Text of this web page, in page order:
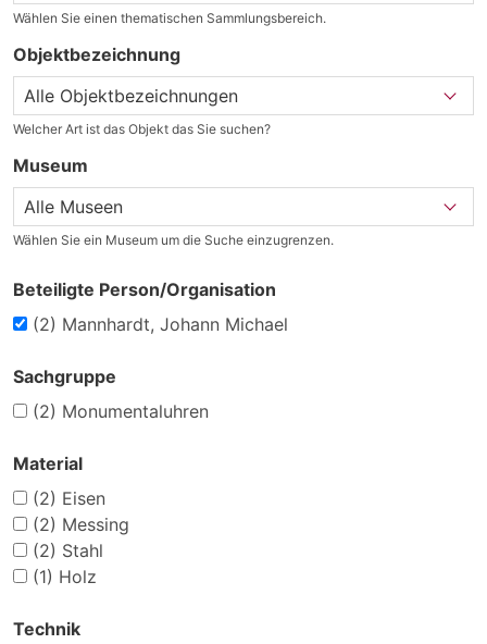
Wählen Sie einen thematischen Sammlungsbereich.
Objektbezeichnung
Welcher Art ist das Objekt das Sie suchen?
Museum
Wählen Sie ein Museum um die Suche einzugrenzen.
Beteiligte Person/Organisation
(2) Mannhardt, Johann Michael
Sachgruppe
(2) Monumentaluhren
Material
(2) Eisen
(2) Messing
(2) Stahl
(1) Holz
Technik